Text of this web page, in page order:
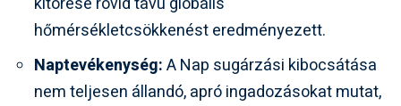
hőmérsékletcsökkenést eredményezett.
Naptevékenység:A Nap sugárzási kibocsátása
nem teljesen állandó, apró ingadozásokat mutat,